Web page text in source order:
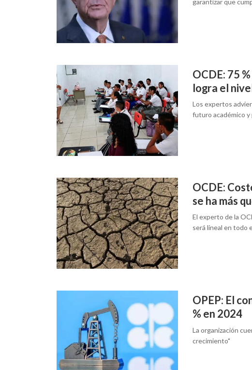
garantizar que
OCDE: 75
logra el
Los expertos
futuro académico y
OCDE:
se ha más
El experto de la
será lineal en todo
OPEP: El
% en 2024
La organización
crecimiento"